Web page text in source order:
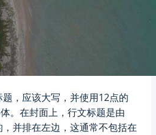
，应该大写，并使用12点的
。在封面上，行文标题是由
，并排在左边，这通常不包括在